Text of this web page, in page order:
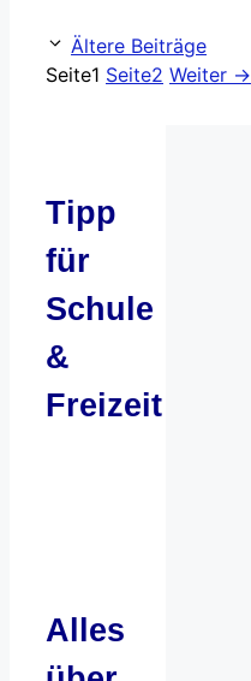
Ältere Beiträge
Seite1 Seite2 Weiter →
Tipp
für
Schule
&
Freizeit
Alles